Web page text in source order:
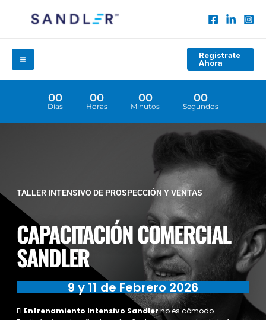
Main
Menu
Registrate
Ahora
00
Días
00
Horas
00
Minutos
00
Segundos
TALLER INTENSIVO DE PROSPECCIÓN Y VENTAS
CAPACITACIÓN COMERCIAL
SANDLER​
9 y 11 de Febrero 2026
El Entrenamiento Intensivo Sandlerno es cómodo.